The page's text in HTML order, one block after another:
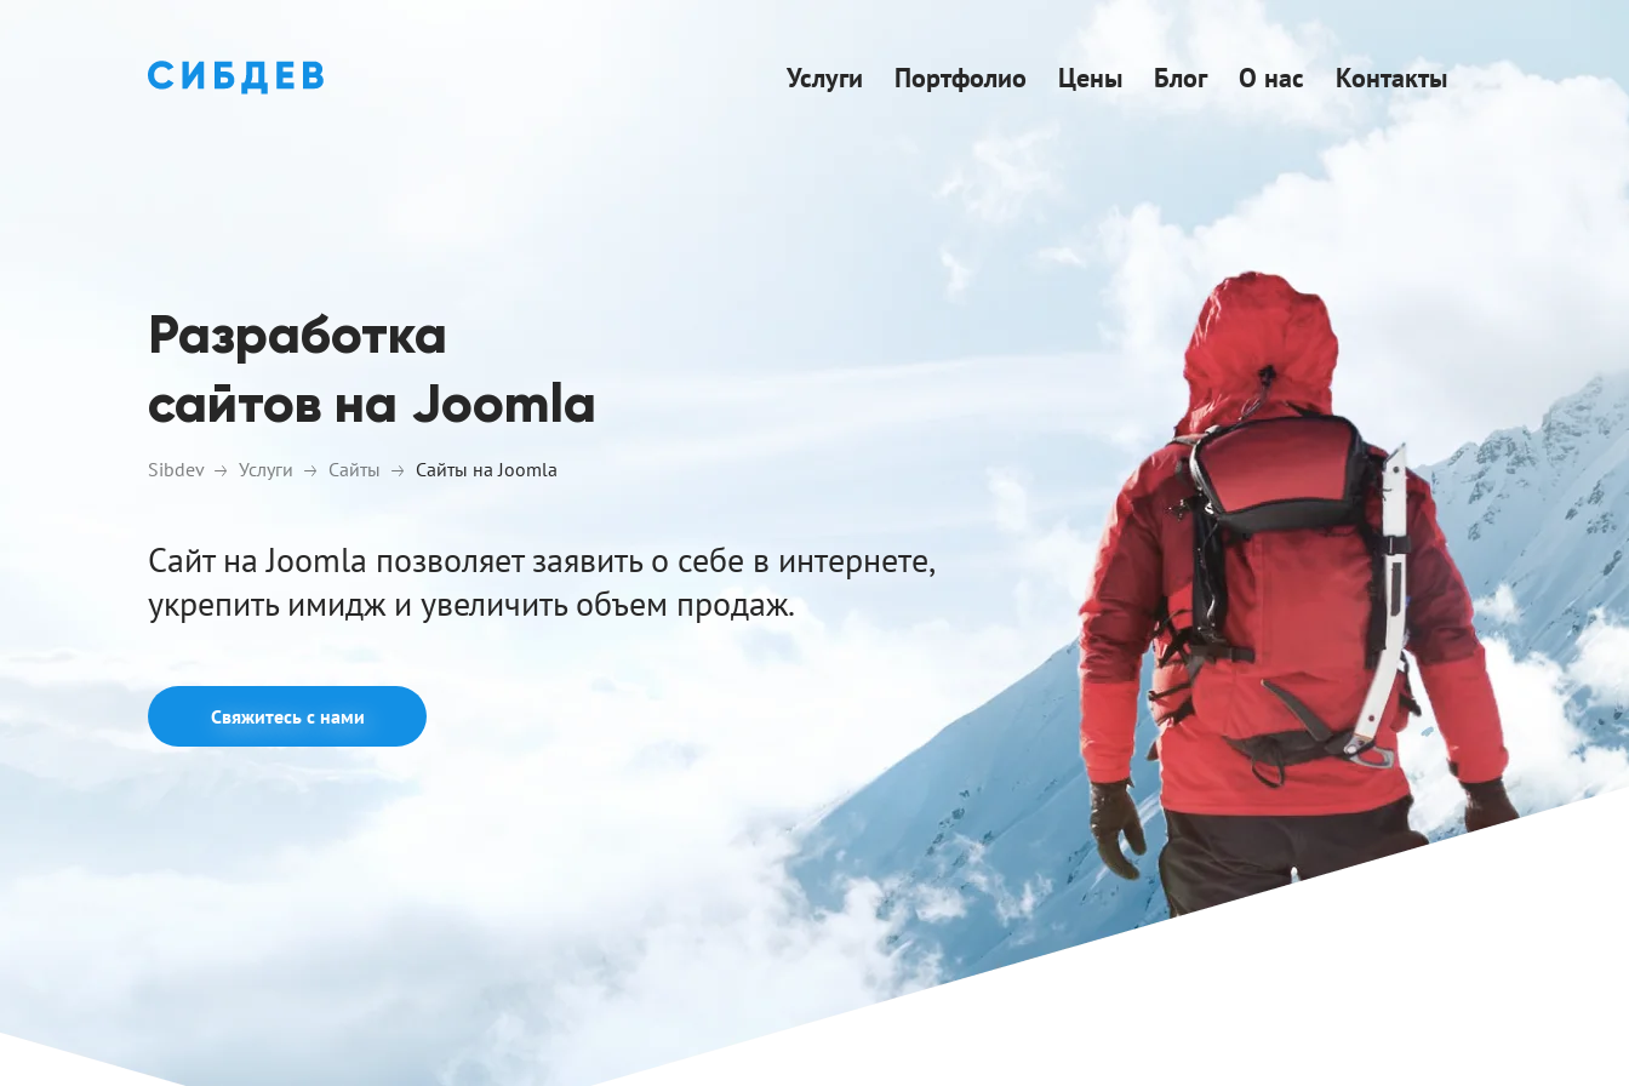
Услуги Портфолио Цены Блог О нас Контакты
Разработка
сайтов на Joomla
Sibdev Услуги Сайты Сайты на Joomla
Сайт на Joomla позволяет заявить о себе в интернете,
укрепить имидж и увеличить объем продаж.
Свяжитесь с нами